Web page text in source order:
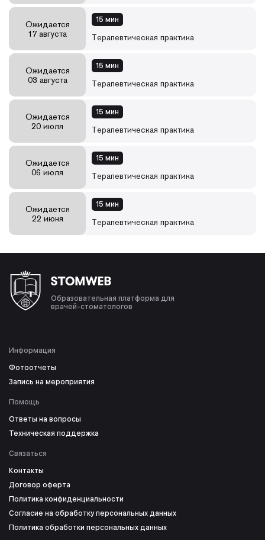
Ожидается
17 августа
15 мин
Терапевтическая практика
Ожидается
03 августа
15 мин
Терапевтическая практика
Ожидается
20 июля
15 мин
Терапевтическая практика
Ожидается
06 июля
15 мин
Терапевтическая практика
Ожидается
22 июня
15 мин
Терапевтическая практика
Образовательная платформа для
врачей-стоматологов
Информация
Фотоотчеты
Запись на мероприятия
Помощь
Ответы на вопросы
Техническая поддержка
Связаться
Контакты
Договор оферта
Политика конфиденциальности
Согласие на обработку персональных данных
Политика обработки персональных данных